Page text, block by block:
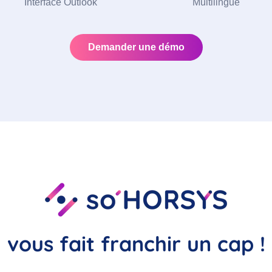
Demander une démo
vous fait franchir un cap !